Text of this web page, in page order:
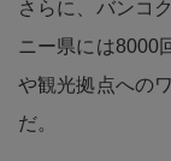
さらに、バンコ
ニー県には8000
や観光拠点への
だ。